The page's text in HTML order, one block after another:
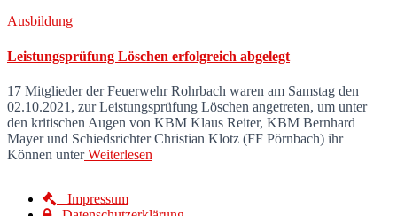
Ausbildung
Leistungsprüfung Löschen erfolgreich abgelegt
17 Mitglieder der Feuerwehr Rohrbach waren am Samstag den
02.10.2021, zur Leistungsprüfung Löschen angetreten, um unter
den kritischen Augen von KBM Klaus Reiter, KBM Bernhard
Mayer und Schiedsrichter Christian Klotz (FF Pörnbach) ihr
Können unterWeiterlesen
Impressum